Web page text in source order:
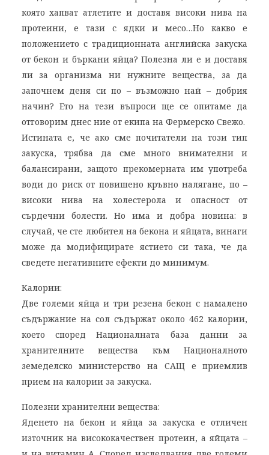
която хапват атлетите и доставя високи нива на
протеини, е тази с ядки и месо…Но какво е
положението с традиционната английска закуска
от бекон и бъркани яйца? Полезна ли е и доставя
ли за организма ни нужните вещества, за да
започнем деня си по – възможно най – добрия
начин? Ето на тези въпроси ще се опитаме да
отговорим днес ние от екипа на Фермерско Свежо.
Истината е, че ако сме почитатели на този тип
закуска, трябва да сме много внимателни и
балансирани, защото прекомерната им употреба
води до риск от повишено кръвно налягане, по –
високи нива на холестерола и опасност от
сърдечни болести. Но има и добра новина: в
случай, че сте любител на бекона и яйцата, винаги
може да модифицирате ястието си така, че да
сведете негативните ефекти до минимум.
Калории:
Две големи яйца и три резена бекон с намалено
съдържание на сол съдържат около 462 калории,
което според Националната база данни за
хранителните вещества към Националното
земеделско министерство на САЩ е приемлив
прием на калории за закуска.
Полезни хранителни вещества:
Яденето на бекон и яйца за закуска е отличен
източник на висококачествен протеин, а яйцата –